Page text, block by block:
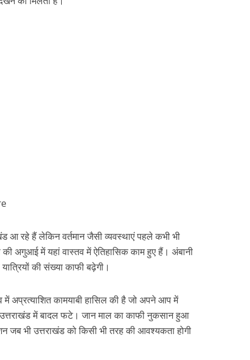
आ रहे हैं लेकिन वर्तमान जैसी व्यवस्थाएं पहले कभी भी
अगुआई में यहां वास्तव में ऐतिहासिक काम हुए हैं। अंबानी
की संख्या काफी बढ़ेगी।
अप्रत्याशित कामयाबी हासिल की है जो अपने आप में
उत्तराखंड में बादल फटे। जान माल का काफी नुकसान हुआ
भी उत्तराखंड को किसी भी तरह की आवश्यकता होगी